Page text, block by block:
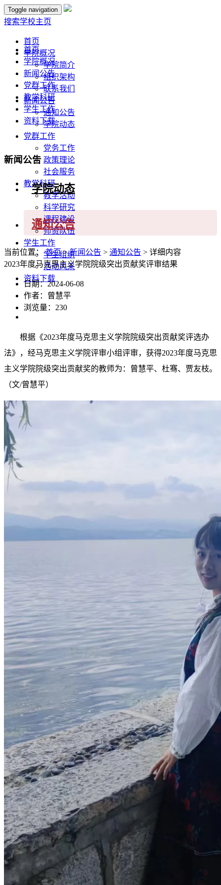
Toggle navigation
搜索学校主页
首页
学院概况
学院简介
组织架构
联系我们
新闻公告
通知公告
学院动态
党群工作
党务工作
政策理论
社会服务
教学科研
教学活动
科学研究
课程建设
师资队伍
学生工作
学生组织
活动风采
资料下载
首页
学院概况
新闻公告
党群工作
教学科研
学生工作
资料下载
新闻公告
学院动态
通知公告
当前位置：首页>新闻公告 > 通知公告 > 详细内容
2023年度马克思主义学院院级突出贡献奖评审结果
日期：2024-06-08
作者：曾慧平
浏览量： 230
根据《2023年度马克思主义学院院级突出贡献奖评选办
法》，经马克思主义学院评审小组评审，获得2023年度马克思
主义学院院级突出贡献奖的教师为：曾慧平、杜骞、贾友枝。
（文/曾慧平）